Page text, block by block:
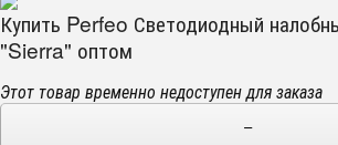
Купить Perfeo Светодиодный
"Sierra" оптом
Этот товар временно недоступен для заказа
−